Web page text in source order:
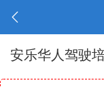
安乐华人驾驶